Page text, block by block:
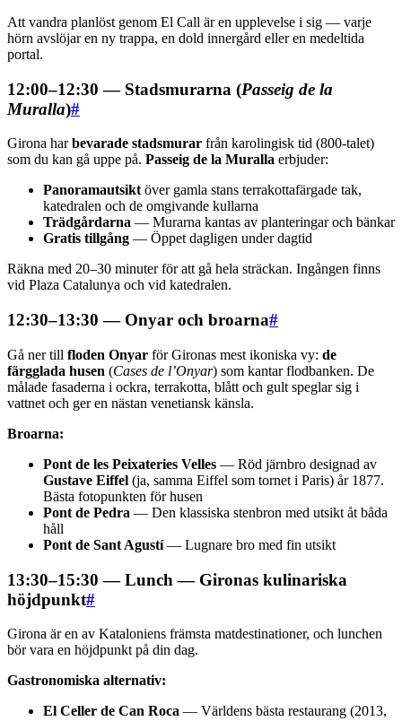
Att vandra planlöst genom El Call är en upplevelse i sig — varje
hörn avslöjar en ny trappa, en dold innergård eller en medeltida
portal.
12:00–12:30 — Stadsmurarna (Passeig de la
Muralla)#
Girona harbevarade stadsmurar från karolingisk tid (800-talet)
som du kan gå uppe på. Passeig de la Muralla erbjuder:
Panoramautsiktöver gamla stans terrakottafärgade tak,
katedralen och de omgivande kullarna
Trädgårdarna — Murarna kantas av planteringar och bänkar
Gratis tillgång — Öppet dagligen under dagtid
Räkna med 20–30 minuter för att gå hela sträckan. Ingången finns
vid Plaza Catalunya och vid katedralen.
12:30–13:30 — Onyar och broarna#
Gå ner till floden Onyar för Gironas mest ikoniska vy: de
färgglada husen (Cases de l’Onyar) som kantar flodbanken. De
målade fasaderna i ockra, terrakotta, blått och gult speglar sig i
vattnet och ger en nästan venetiansk känsla.
Broarna:
Pont de les Peixateries Velles — Röd järnbro designad av
Gustave Eiffel (ja, samma Eiffel som tornet i Paris) år 1877.
Bästa fotopunkten för husen
Pont de Pedra — Den klassiska stenbron med utsikt åt båda
håll
Pont de Sant Agustí— Lugnare bro med fin utsikt
13:30–15:30 — Lunch — Gironas kulinariska
höjdpunkt#
Girona är en av Kataloniens främsta matdestinationer, och lunchen
bör vara en höjdpunkt på din dag.
Gastronomiska alternativ:
El Celler de Can Roca — Världens bästa restaurang (2013,